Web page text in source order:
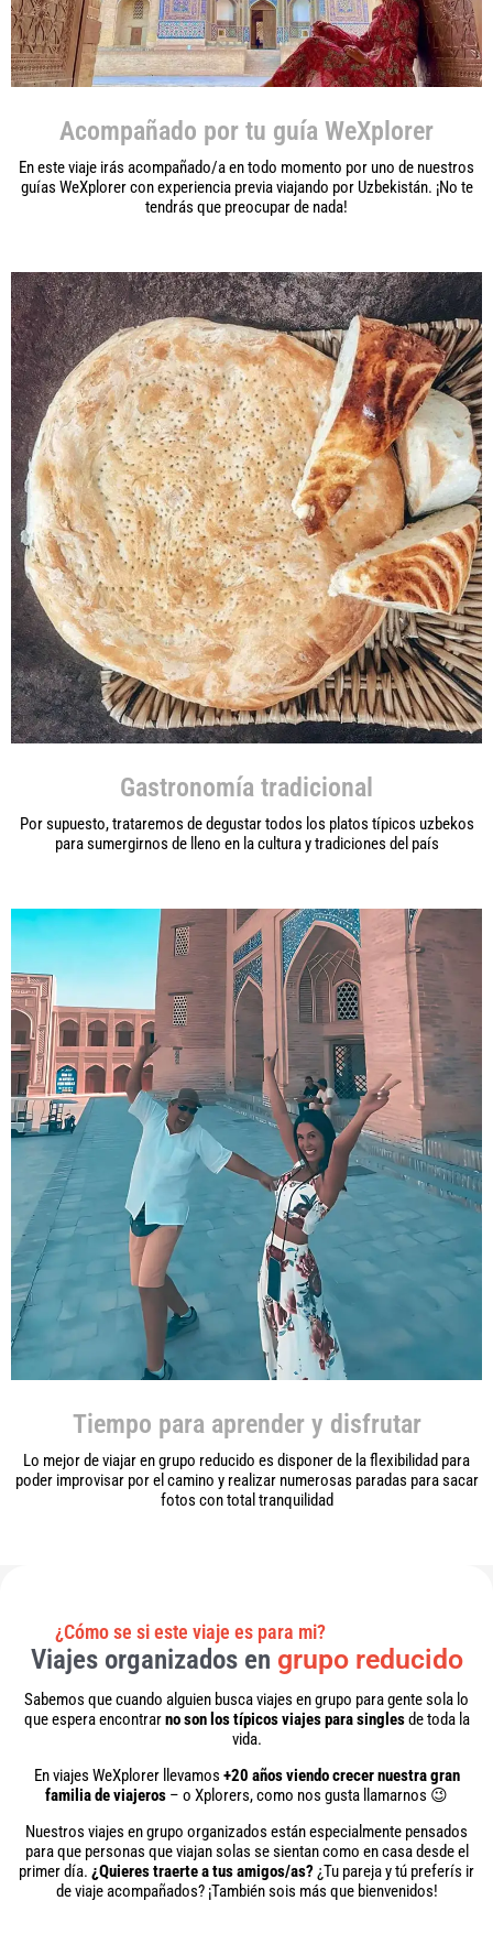
Acompañado por tu guía WeXplorer
En este viaje irás acompañado/a en todo momento por uno de nuestros
guías WeXplorer con experiencia previa viajando por Uzbekistán. ¡No te
tendrás que preocupar de nada!
Gastronomía tradicional
Por supuesto, trataremos de degustar todos los platos típicos uzbekos
para sumergirnos de lleno en la cultura y tradiciones del país
Tiempo para aprender y disfrutar
Lo mejor de viajar en grupo reducido es disponer de la flexibilidad para
poder improvisar por el camino y realizar numerosas paradas para sacar
fotos con total tranquilidad
¿Cómo se si este viaje es para mi?
Viajes organizados en grupo reducido
Sabemos que cuando alguien busca viajes en grupo para gente sola lo
que espera encontrarno son los típicos viajes para singlesde toda la
vida.
En viajes WeXplorer llevamos +20 años viendo crecer nuestra gran
familia de viajeros – o Xplorers, como nos gusta llamarnos 😉
Nuestros viajes en grupo organizados están especialmente pensados
para que personas que viajan solas se sientan como en casa desde el
primer día. ¿Quieres traerte a tus amigos/as? ¿Tu pareja y tú preferís ir
de viaje acompañados? ¡También sois más que bienvenidos!